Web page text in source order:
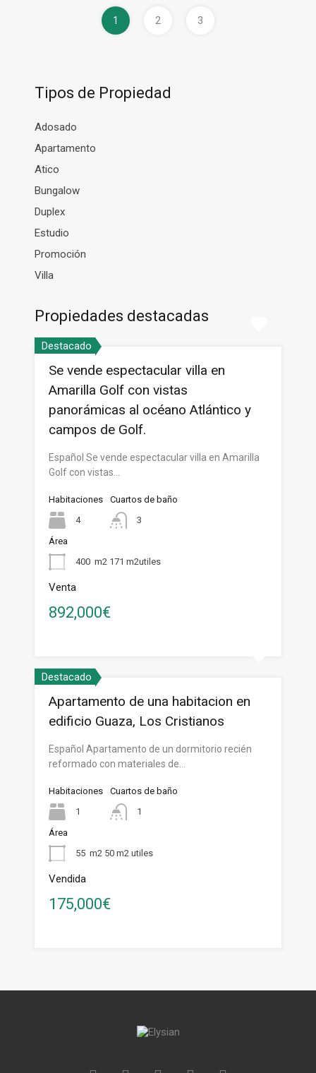
1 2 3
Tipos de Propiedad
Adosado
Apartamento
Atico
Bungalow
Duplex
Estudio
Promoción
Villa
Propiedades destacadas
Destacado
Se vende espectacular villa en
Amarilla Golf con vistas
panorámicas al océano Atlántico y
campos de Golf.
Español Se vende espectacular villa en Amarilla
Golf con vistas…
Habitaciones
4
Cuartos de baño
3
Área
400 m2 171 m2utiles
Venta
892,000€
Destacado
Apartamento de una habitacion en
edificio Guaza, Los Cristianos
Español Apartamento de un dormitorio recién
reformado con materiales de…
Habitaciones
1
Cuartos de baño
1
Área
55 m2 50 m2 utiles
Vendida
175,000€